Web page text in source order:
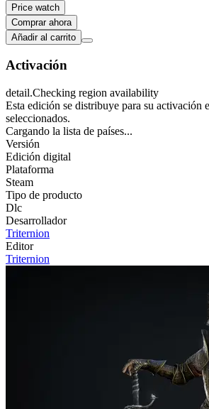
Price watch
Comprar ahora
Añadir al carrito
Activación
detail.Checking region availability
Esta edición se distribuye para su activación
seleccionados.
Cargando la lista de países...
Versión
Edición digital
Plataforma
Steam
Tipo de producto
Dlc
Desarrollador
Triternion
Editor
Triternion